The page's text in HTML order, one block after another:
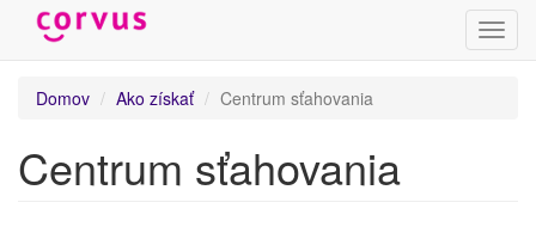
Skočiť
obsah
Domov
Ako získať Centrum sťahovania
Centrum sťahovania